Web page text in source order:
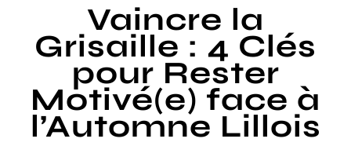
Vaincre la
Grisaille : 4 Clés
pour Rester
Motivé(e) face à
l’Automne Lillois